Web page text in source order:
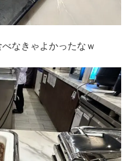
なきゃよかったなｗ